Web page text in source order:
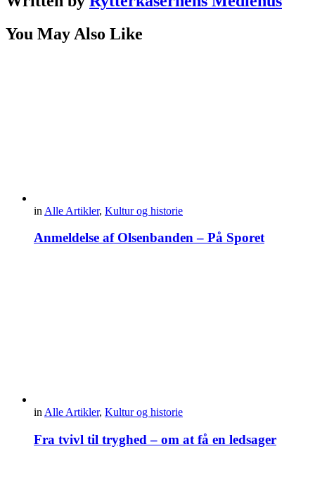
You May Also Like
in Alle Artikler, Kultur og historie
Anmeldelse af Olsenbanden – På Sporet
in Alle Artikler, Kultur og historie
Fra tvivl til tryghed – om at få en ledsager